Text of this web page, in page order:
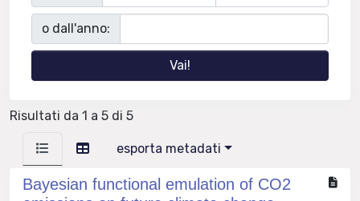
o dall'anno:
Risultati da 1 a 5 di 5
esporta metadati
Bayesian functional emulation of CO2